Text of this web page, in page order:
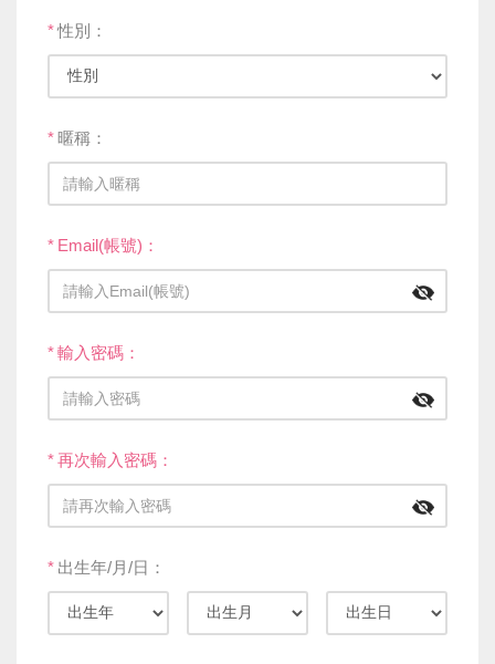
*性別：
*暱稱：
* Email(帳號)：
*輸入密碼：
*再次輸入密碼：
* 出生年/月/日：